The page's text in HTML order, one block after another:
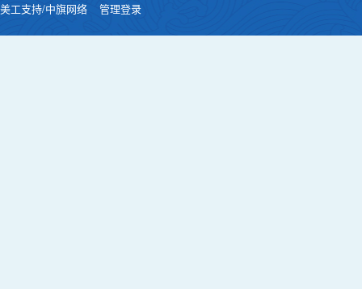
美工支持/中旗网络 管理登录